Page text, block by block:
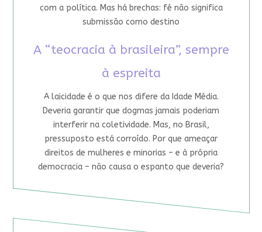
com a política. Mas há brechas: fé não significa
submissão como destino
A “teocracia à brasileira”, sempre
à espreita
A laicidade é o que nos difere da Idade Média.
Deveria garantir que dogmas jamais poderiam
interferir na coletividade. Mas, no Brasil,
pressuposto está corroído. Por que ameaçar
direitos de mulheres e minorias – e à própria
democracia – não causa o espanto que deveria?